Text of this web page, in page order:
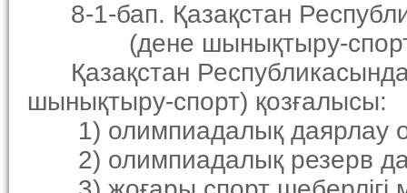
8-1-бап. Қазақстан
(дене шынықтыру-спорт)
Қазақстан
шынықтыру-спорт) қозғалысы:
1) олимпиадалық даярлау
2) олимпиадалық резерв